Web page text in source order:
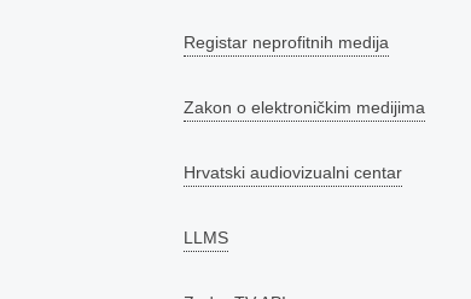
Registar neprofitnih medija
Zakon o elektroničkim medijima
Hrvatski audiovizualni centar
LLMS